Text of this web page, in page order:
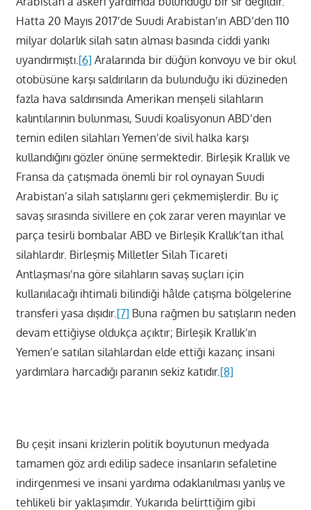
Hatta 20 Mayıs 2017’de Suudi Arabistan’ın ABD’den 110
milyar dolarlık silah satın alması basında ciddi yankı
uyandırmıştı. [6]Aralarında bir düğün konvoyu ve bir okul
otobüsüne karşı saldırıların da bulunduğu iki düzineden
fazla hava saldırısında Amerikan menşeli silahların
kalıntılarının bulunması, Suudi koalisyonun ABD’den
temin edilen silahları Yemen’de sivil halka karşı
kullandığını gözler önüne sermektedir. Birleşik Krallık ve
Fransa da çatışmada önemli bir rol oynayan Suudi
Arabistan’a silah satışlarını geri çekmemişlerdir. Bu iç
savaş sırasında sivillere en çok zarar veren mayınlar ve
parça tesirli bombalar ABD ve Birleşik Krallık’tan ithal
silahlardır. Birleşmiş Milletler Silah Ticareti
Antlaşması’na göre silahların savaş suçları için
kullanılacağı ihtimali bilindiği hâlde çatışma bölgelerine
transferi yasa dışıdır. [7]Buna rağmen bu satışların neden
devam ettiğiyse oldukça açıktır; Birleşik Krallık’ın
Yemen’e satılan silahlardan elde ettiği kazanç insani
yardımlara harcadığı paranın sekiz katıdır. [8]
Bu çeşit insani krizlerin politik boyutunun medyada
tamamen göz ardı edilip sadece insanların sefaletine
indirgenmesi ve insani yardıma odaklanılması yanlış ve
tehlikeli bir yaklaşımdır. Yukarıda belirttiğim gibi